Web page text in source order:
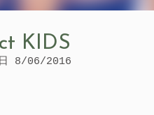
KIDS
8/06/2016